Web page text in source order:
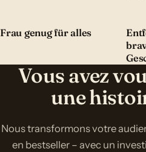
Frau genug für alles
Vous avez
une
Nous transformons votre
en bestseller – avec un